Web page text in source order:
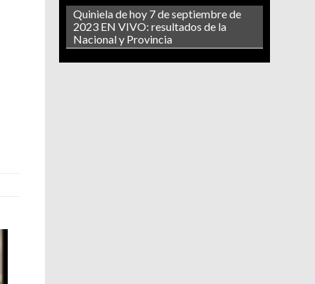
Quiniela de hoy 7 de septiembre de
2023 EN VIVO: resultados de la
Nacional y Provincia